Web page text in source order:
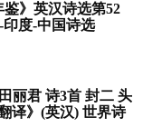
鉴》英汉诗选第52
印度-中国诗选
丽君 诗3首 封二 头
译》(英汉) 世界诗